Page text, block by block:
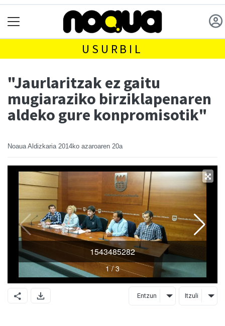
USURBIL
"Jaurlaritzak ez gaitu
mugiaraziko birziklapenaren
aldeko gure konpromisotik"
Noaua Aldizkaria 2014ko azaroaren 20a
Entzun Itzuli